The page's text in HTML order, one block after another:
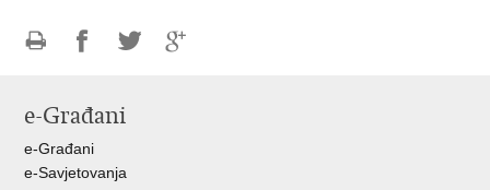
FacebookuTwitteru
e-Građani
e-Građani
e-Savjetovanja